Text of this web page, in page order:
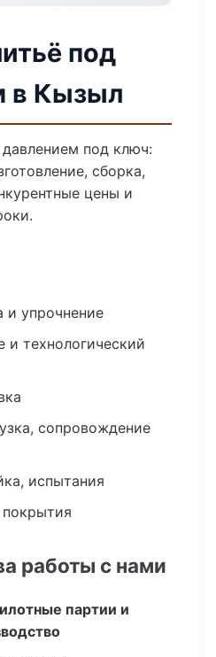
под
в Кызыл
под ключ:
сборка,
цены и
и упрочнение
и технологический
сопровождение
испытания
покрытия
работы с нами
партии и